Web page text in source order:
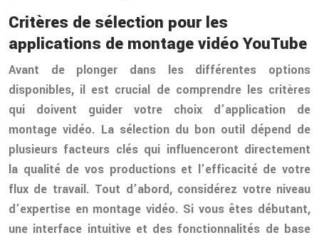
Critères de sélection pour les
applications de montage vidéo YouTube
Avant de plonger dans les différentes options
disponibles, il est crucial de comprendre les critères
qui doivent guider votre choix d’application de
montage vidéo. La sélection du bon outil dépend de
plusieurs facteurs clés qui influenceront directement
la qualité de vos productions et l’efficacité de votre
flux de travail. Tout d’abord, considérez votre niveau
d’expertise en montage vidéo. Si vous êtes débutant,
une interface intuitive et des fonctionnalités de base